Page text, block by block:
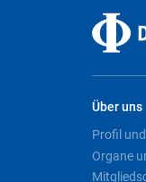
Über uns
Profil
Organe